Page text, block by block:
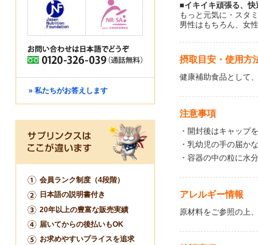
■イキイキ頑張る、快
もっと元気に・スタ
男性はもちろん、女
摂取目安・使用方
健康補助食品として
注意事項
・開封後はキャップ
・乳幼児の手の届か
・容器の中の粒に水
アレルギー情報
原材料をご参照の上
» 私たちがお答えします
会員ランク制度（4段階）
日本語の説明書付き
20年以上の豊富な販売実績
届いてからの後払いもOK
お求めやすいプライスを追求